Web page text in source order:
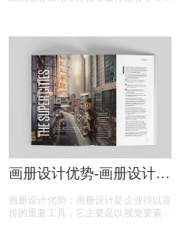
的利润，那么，牙膏盒包装是如何设
计？需要注意什么？
画册设计优势-画册设计的
画册设计优势：画册设计是企业得以宣
传的重要工具，它主要是以视觉要素为